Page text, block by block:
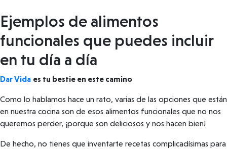
Ejemplos de alimentos
funcionales que puedes incluir
en tu día a día
Dar Vida es tu bestie en este camino
Como lo hablamos hace un rato, varias de las opciones que están
en nuestra cocina son de esos alimentos funcionales que no nos
queremos perder, ¡porque son deliciosos y nos hacen bien!
De hecho, no tienes que inventarte recetas complicadísimas para